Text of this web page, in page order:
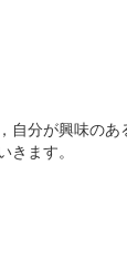
分が興味のあ
ます。